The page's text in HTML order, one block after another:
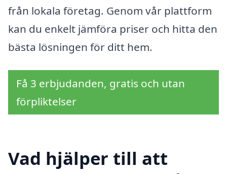
från lokala företag. Genom vår plattform
kan du enkelt jämföra priser och hitta den
bästa lösningen för ditt hem.
Få 3 erbjudanden, gratis och utan
förpliktelser
Vad hjälper till att